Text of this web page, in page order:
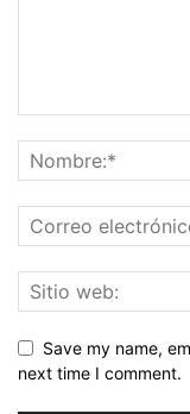
Save my name,
next time I comment.